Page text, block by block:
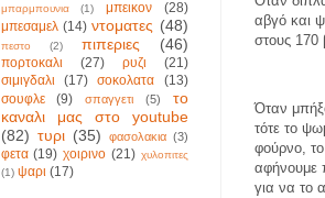
αβγό και
στους 170
Όταν
τότε το
φούρνο,
αφήνουμε
για να το
μπαρμπουνια (1) μπεικον
(28)
μπεσαμελ (14) ντοματες (48)
πεστο (2) πιπεριες (46)
πορτοκαλι (27) ρυζι
(21)
σιμιγδαλι
(17) σοκολατα
(13)
σουφλε
(9) σπαγγετι (5)
το
καναλι μας στο youtube
(82) τυρι (35) φασολακια (3)
φετα (19) χοιρινο (21) χυλοπιτες
(1) ψαρι (17)